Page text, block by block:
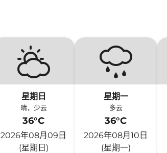
星期日
晴，少云
36°C
2026年08月09日
(星期日)
星期一
多云
36°C
2026年08月10日
(星期一)